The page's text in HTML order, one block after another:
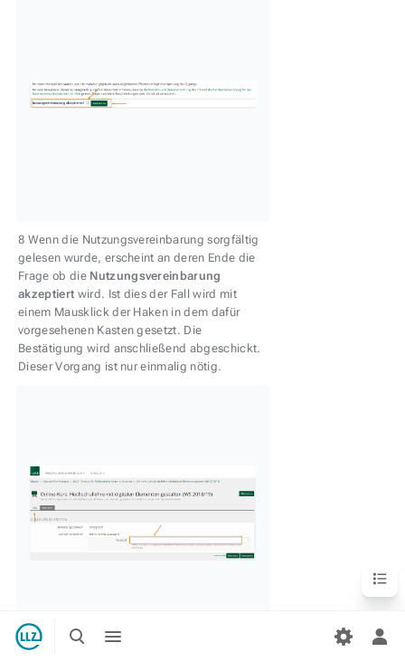
Suche
umschaltenumschalten
8 Wenn die Nutzungsvereinbarung sorgfältig
gelesen wurde, erscheint an deren Ende die
Frage ob die Nutzungsvereinbarung
akzeptiert wird. Ist dies der Fall wird mit
einem Mausklick der Haken in dem dafür
vorgesehenen Kasten gesetzt. Die
Bestätigung wird anschließend abgeschickt.
Dieser Vorgang ist nur einmalig nötig.